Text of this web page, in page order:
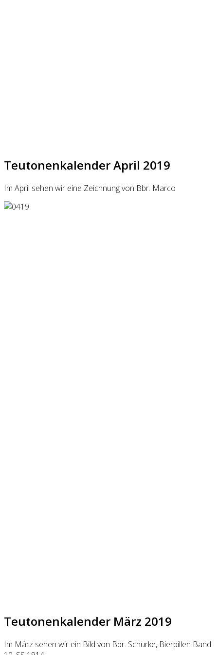
Teutonenkalender April 2019
Im April sehen wir eine Zeichnung von Bbr. Marco
Teutonenkalender März 2019
Im März sehen wir ein Bild von Bbr. Schurke, Bierpillen Band